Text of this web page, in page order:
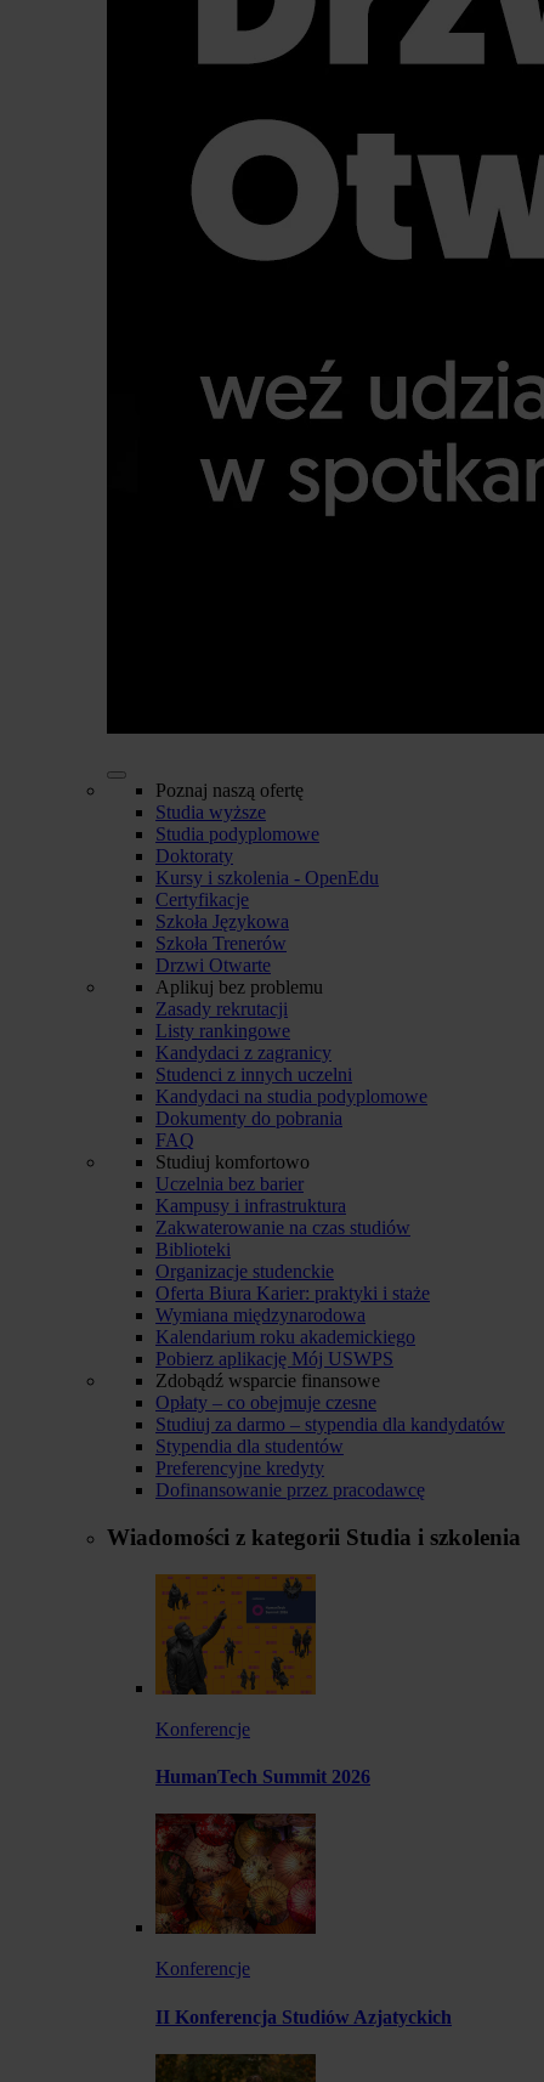
Poznaj naszą ofertę
Studia wyższe
Studia podyplomowe
Doktoraty
Kursy i szkolenia - OpenEdu
Certyfikacje
Szkoła Językowa
Szkoła Trenerów
Drzwi Otwarte
Aplikuj bez problemu
Zasady rekrutacji
Listy rankingowe
Kandydaci z zagranicy
Studenci z innych uczelni
Kandydaci na studia podyplomowe
Dokumenty do pobrania
FAQ
Studiuj komfortowo
Uczelnia bez barier
Kampusy i infrastruktura
Zakwaterowanie na czas studiów
Biblioteki
Organizacje studenckie
Oferta Biura Karier: praktyki i staże
Wymiana międzynarodowa
Kalendarium roku akademickiego
Pobierz aplikację Mój USWPS
Zdobądź wsparcie finansowe
Opłaty – co obejmuje czesne
Studiuj za darmo – stypendia dla kandydatów
Stypendia dla studentów
Preferencyjne kredyty
Dofinansowanie przez pracodawcę
Wiadomości z kategorii Studia i szkolenia
Konferencje
HumanTech Summit 2026
Konferencje
II Konferencja Studiów Azjatyckich